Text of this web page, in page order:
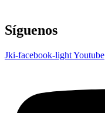
Síguenos
Jki-facebook-lightYoutube